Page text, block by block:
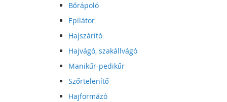
Bőrápoló
Epilátor
Hajszárító
Hajvágó, szakállvágó
Manikűr-pedikűr
Szőrtelenítő
Hajformázó